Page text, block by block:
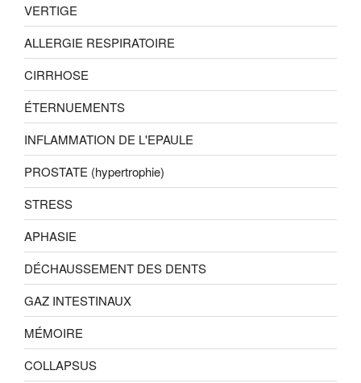
VERTIGE
ALLERGIE RESPIRATOIRE
CIRRHOSE
ÉTERNUEMENTS
INFLAMMATION DE L'EPAULE
PROSTATE (hypertrophie)
STRESS
APHASIE
DÉCHAUSSEMENT DES DENTS
GAZ INTESTINAUX
MÉMOIRE
COLLAPSUS